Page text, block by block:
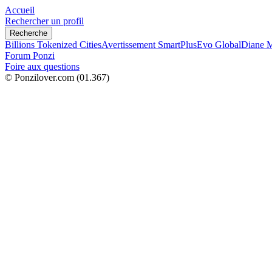
Accueil
Rechercher un profil
Recherche
Billions Tokenized CitiesAvertissement SmartPlusEvo GlobalDiane
Forum Ponzi
Foire aux questions
© Ponzilover.com (01.367)